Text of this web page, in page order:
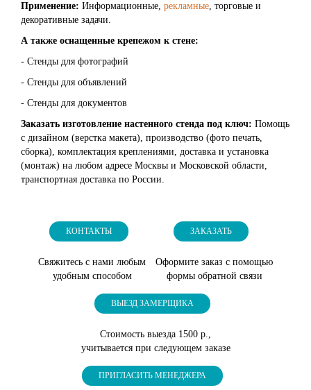
Применение: Информационные, рекламные, торговые и
декоративные задачи.
А также оснащенные крепежом к стене:
- Стенды для фотографий
- Стенды для объявлений
- Стенды для документов
Заказать изготовление настенного стенда под ключ: Помощь
с дизайном (верстка макета), производство (фото печать,
сборка), комплектация креплениями, доставка и установка
(монтаж) на любом адресе Москвы и Московской области,
транспортная доставка по России.
КОНТАКТЫ
Свяжитесь с нами любым
удобным способом
ЗАКАЗАТЬ
Оформите заказ с помощью
формы обратной связи
ВЫЕЗД ЗАМЕРЩИКА
Стоимость выезда 1500 р.,
учитывается при следующем заказе
ПРИГЛАСИТЬ МЕНЕДЖЕРА